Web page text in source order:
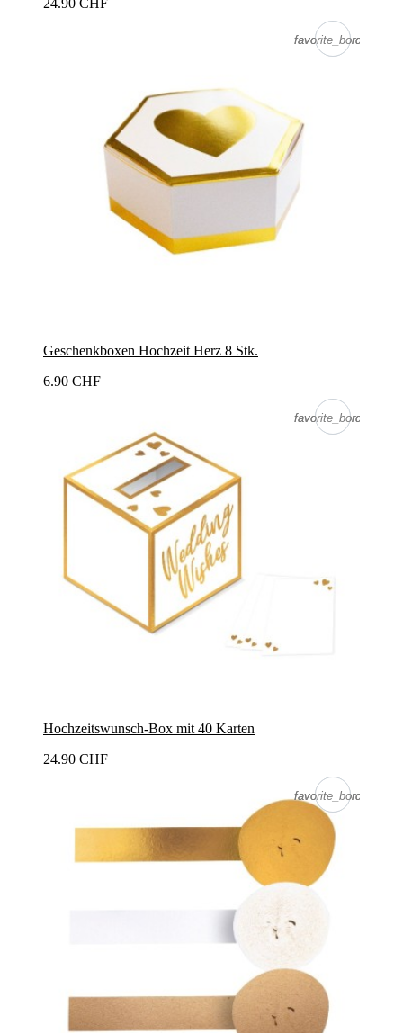
favorite_border
favorite_border
Geschenkboxen Hochzeit Herz 8 Stk.
6.90 CHF
favorite_border
favorite_border
Hochzeitswunsch-Box mit 40 Karten
24.90 CHF
favorite_border
favorite_border